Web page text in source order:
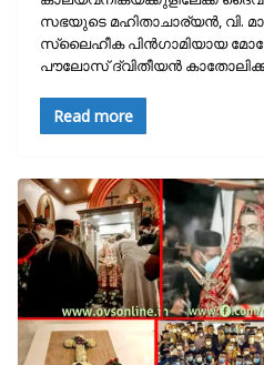
സഭയുടെ മഹിതാചാര്യൻ, വി.
സ്ലൈഹീക പിൻഗാമിയായ
പൗലോസ് ദ്വിതീയൻ
Read more